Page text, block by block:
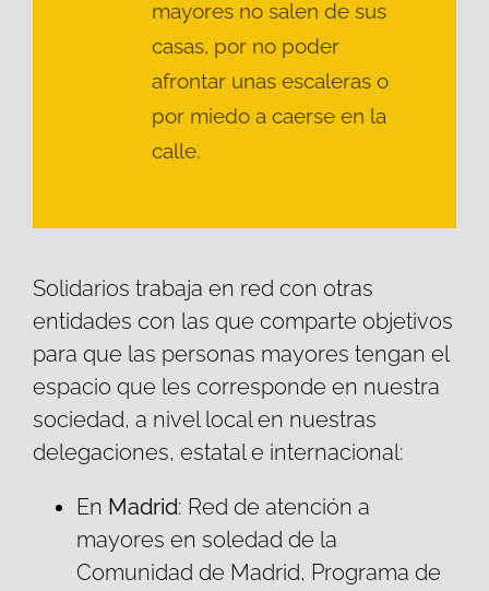
mayores no salen de sus
casas, por no poder
afrontar unas escaleras o
por miedo a caerse en la
calle.
Solidarios trabaja en red con otras
entidades con las que comparte objetivos
para que las personas mayores tengan el
espacio que les corresponde en nuestra
sociedad, a nivel local en nuestras
delegaciones, estatal e internacional:
En Madrid: Red de atención a
mayores en soledad de la
Comunidad de Madrid, Programa de